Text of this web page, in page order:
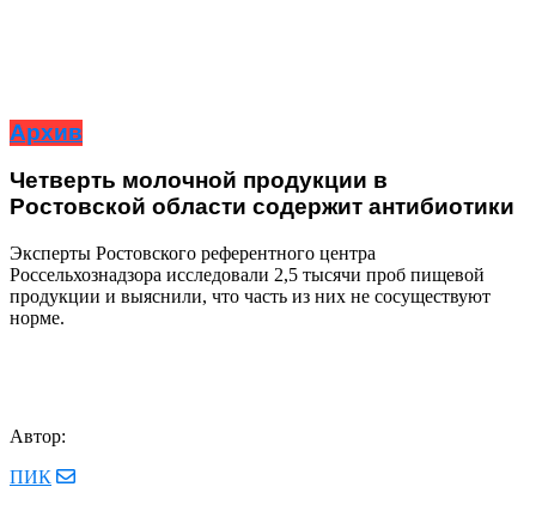
Архив
Четверть молочной продукции в
Ростовской области содержит антибиотики
Эксперты Ростовского референтного центра
Россельхознадзора исследовали 2,5 тысячи проб пищевой
продукции и выяснили, что часть из них не сосуществуют
норме.
Автор:
ПИК